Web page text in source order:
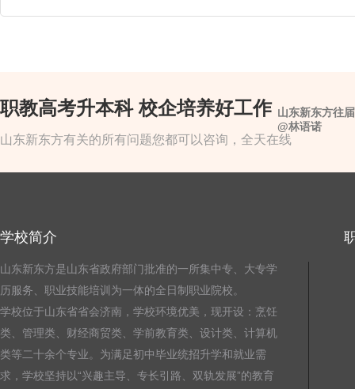
职教高考升本科 校企培养好工作
山东新东方有关的所有问题您都可以咨询，全天在线
山东新东方往
@林语诺
学校简介
山东新东方是山东省政府部门批准的一所集中专、大专学
历服务、职业技能培训为一体的全日制职业院校。
学校位于山东省省会济南，学校环境优美，现开设：烹饪
类、管理类、财经商贸类、学前教育类、设计类、计算机
类等二十余个专业。为满足初中毕业统招升学和就业需
求，学校坚持以“兴趣主导、专长引路、双轨发展”的教育